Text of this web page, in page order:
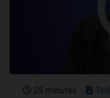
25 minutes